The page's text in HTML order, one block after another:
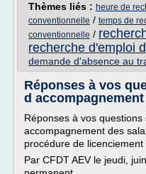
Thèmes liés : heure de
conventionnelle / temps de
conventionnelle /
recherche d'emploi
demande d'absence au
Réponses à vos
d accompagnement
Réponses à vos
accompagnement des
procédure de licenciement
Par CFDT AEV le jeudi,